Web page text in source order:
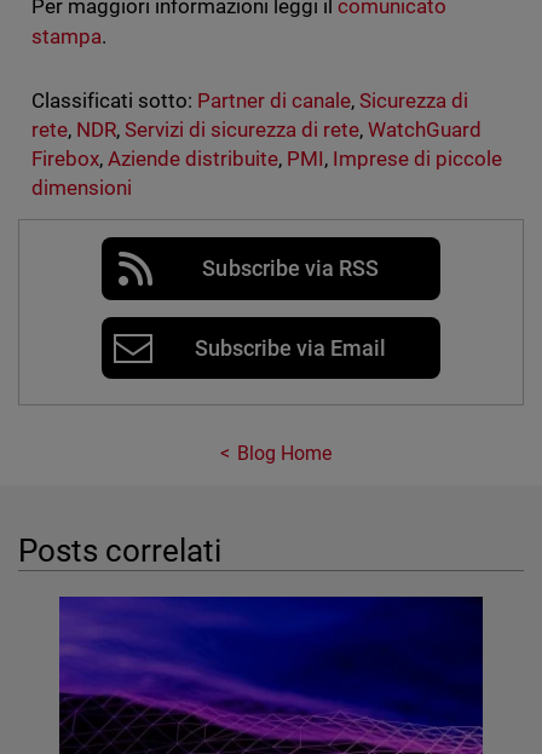
Per maggiori informazioni leggi ilcomunicato
stampa.
Classificati sotto: Partner di canale,Sicurezza di
rete, NDR, Servizi di sicurezza di rete,WatchGuard
Firebox, Aziende distribuite, PMI, Imprese di piccole
dimensioni
Subscribe via RSS
Subscribe via Email
Blog Home
Posts correlati